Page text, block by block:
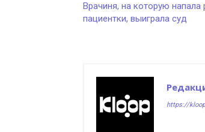
Врачиня, на которую напала
пациентки, выиграла суд
https://